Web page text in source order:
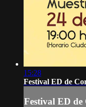
15:28
Festival ED de
Festival ED de